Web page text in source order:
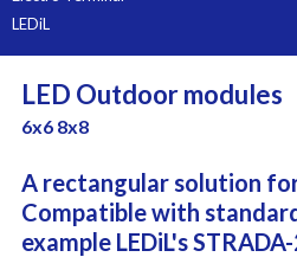
LEDiL
LED Outdoor modules
6x6 8x8
A rectangular solution
Compatible with
example LEDiL's